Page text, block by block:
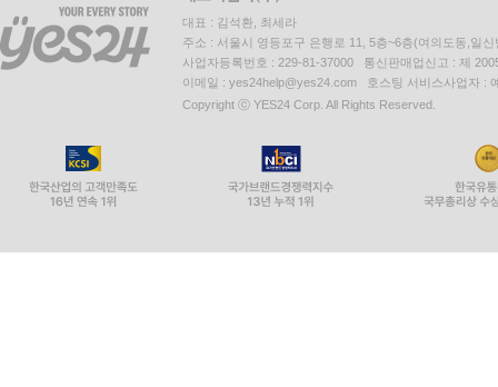
대표 : 김석환, 최세라
주소 : 서울시 영등포구 은행로 11, 5층~6층(여의도동,일신
사업자등록번호 : 229-81-37000 통신판매업신고 : 제
이메일 : yes24help@yes24.com 호스팅 서비스사업자 :
Copyright ⓒ YES24 Corp. All Rights Reserved.